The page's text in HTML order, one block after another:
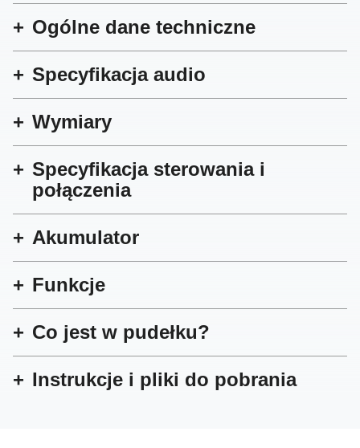
Ogólne dane techniczne
Specyfikacja audio
Wymiary
Specyfikacja sterowania i
połączenia
Akumulator
Funkcje
Co jest w pudełku?
Instrukcje i pliki do pobrania